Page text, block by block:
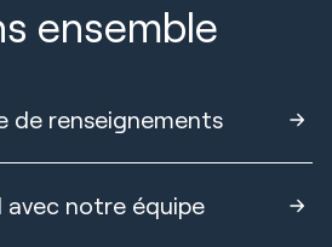
ensemble
de renseignements
avec notre équipe